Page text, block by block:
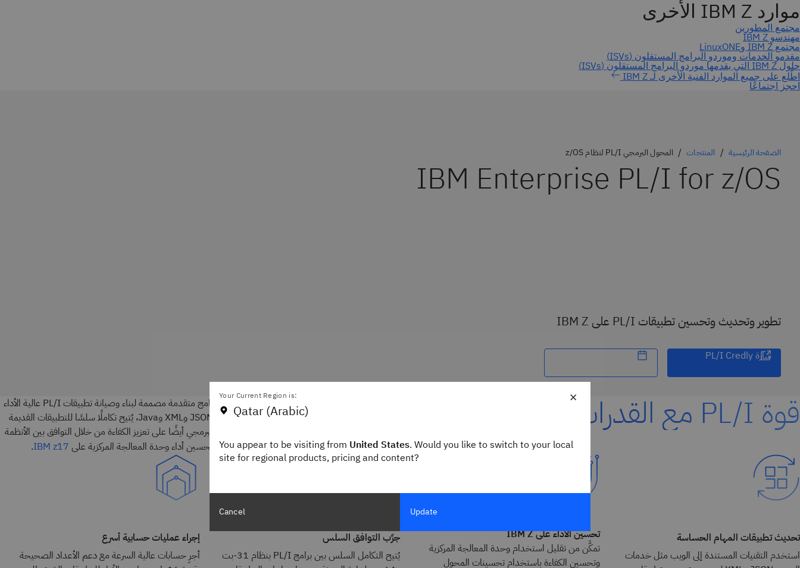
احجز اجتماعًا
الصفحة الرئيسية المنتجات المحول البرمجي PL/I لنظام z/OS
IBM Enterprise PL/I for z/OS
تطوير وتحديث وتحسين تطبيقات PL/I على IBM Z
شارة PL/I Credly
قوة PL/I مع القدرات الحديثة
يُعَد IBM Enterprise PL/I for z/OS بيئة تطوير برامج متقدمة مصممة لبناء وصيانة تطبيقات PL/I عالية الأداء
على IBM Z. ومن خلال دعم التقنيات الحديثة مثل JSON وXML وJava، يُتيح تكاملًا سلسًا للتطبيقات القديمة
مع أعباء العمل الرقمية الجديدة. كما يعمل المحول البرمجي أيضًا على تعزيز الكفاءة من خلال التوافق بين الأنظمة
31-بت و64-بت، وأدوات تصحيح الأخطاء القوية، وتحسين أداء وحدة المعالجة المركزية على
IBM z17
.
تحديث تطبيقات المهام الحساسة
استخدم التقنيات المستندة إلى الويب مثل خدمات
تحسين الأداء على IBM Z
تمكَّن من تقليل استخدام وحدة المعالجة المركزية
وتحسين الكفاءة باستخدام تحسينات المحول
جرِّب التوافق السلس
يُتيح التكامل السلس بين برامج PL/I بنظام 31-بت
إجراء عمليات حسابية أسرع
أجرِ حسابات عالية السرعة مع دعم الأعداد الصحيحة
×
Your Current Region is:
Qatar (Arabic)
You appear to be visiting from United States. Would you like to switch to your local
site for regional products, pricing and content?
Cancel Update